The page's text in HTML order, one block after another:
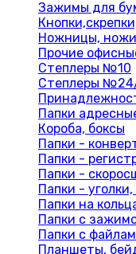
Зажимы для
Ножницы,
Прочие
Степлеры №10
Степлеры
Папки
Короба, боксы
Папки -
Папки -
Папки -
Папки -
Папки на
Папки с
Папки с
Планшеты,